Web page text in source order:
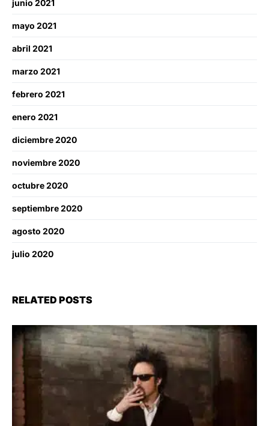
junio 2021
mayo 2021
abril 2021
marzo 2021
febrero 2021
enero 2021
diciembre 2020
noviembre 2020
octubre 2020
septiembre 2020
agosto 2020
julio 2020
RELATED POSTS